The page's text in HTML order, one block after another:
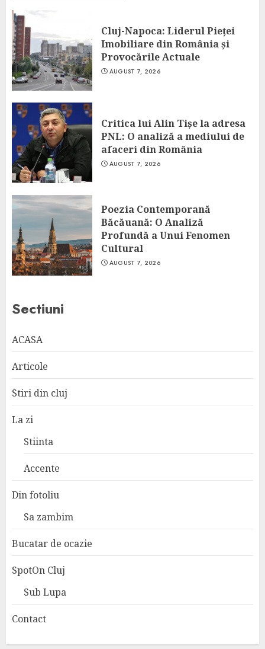
Cluj-Napoca: Liderul Pieței
Imobiliare din România și
Provocările Actuale
AUGUST 7, 2026
Critica lui Alin Tișe la adresa
PNL: O analiză a mediului de
afaceri din România
AUGUST 7, 2026
Poezia Contemporană
Băcăuană: O Analiză
Profundă a Unui Fenomen
Cultural
AUGUST 7, 2026
Sectiuni
ACASA
Articole
Stiri din cluj
La zi
Stiinta
Accente
Din fotoliu
Sa zambim
Bucatar de ocazie
SpotOn Cluj
Sub Lupa
Contact